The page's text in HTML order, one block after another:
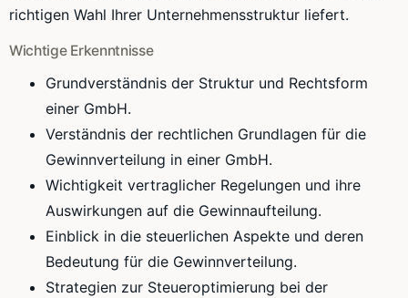
richtigen Wahl Ihrer Unternehmensstruktur liefert.
Wichtige Erkenntnisse
Grundverständnis der Struktur und Rechtsform
einer GmbH.
Verständnis der rechtlichen Grundlagen für die
Gewinnverteilung in einer GmbH.
Wichtigkeit vertraglicher Regelungen und ihre
Auswirkungen auf die Gewinnaufteilung.
Einblick in die steuerlichen Aspekte und deren
Bedeutung für die Gewinnverteilung.
Strategien zur Steueroptimierung bei der